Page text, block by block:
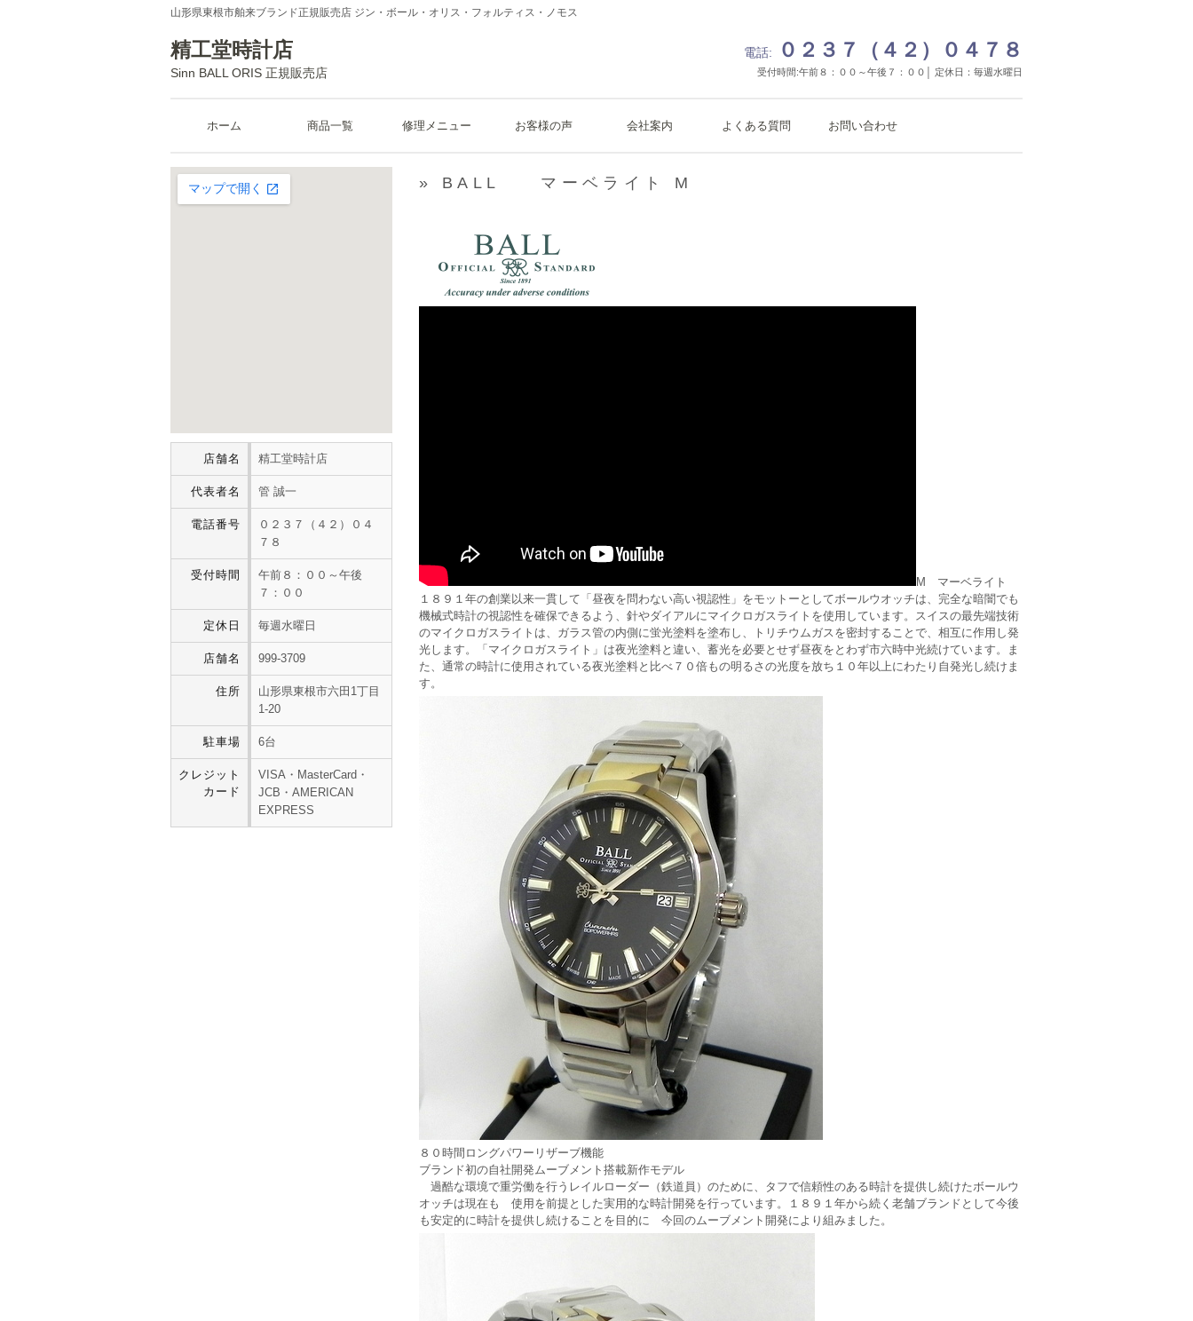
山形県東根市舶来ブランド正規販売店 ジン・ボール・オリス・フォルティス・ノモス
精工堂時計店
Sinn BALL ORIS 正規販売店
電話: ０２３７（４２）０４７８
受付時間:午前８：００～午後７：００│ 定休日：毎週水曜日
ホーム 商品一覧 修理メニュー お客様の声 会社案内 よくある質問 お問い合わせ
» BALL マーベライト M
M マーベライト
１８９１年の創業以来一貫して「昼夜を問わない高い視認性」をモットーとしてボールウオッチは、完全な暗闇でも
機械式時計の視認性を確保できるよう、針やダイアルにマイクロガスライトを使用しています。スイスの最先端技術
のマイクロガスライトは、ガラス管の内側に蛍光塗料を塗布し、トリチウムガスを密封することで、相互に作用し発
光します。「マイクロガスライト」は夜光塗料と違い、蓄光を必要とせず昼夜をとわず市六時中光続けています。ま
た、通常の時計に使用されている夜光塗料と比べ７０倍もの明るさの光度を放ち１０年以上にわたり自発光し続けま
す。
８０時間ロングパワーリザーブ機能
ブランド初の自社開発ムーブメント搭載新作モデル
過酷な環境で重労働を行うレイルローダー（鉄道員）のために、タフで信頼性のある時計を提供し続けたボールウ
オッチは現在も 使用を前提とした実用的な時計開発を行っています。１８９１年から続く老舗ブランドとして今後
も安定的に時計を提供し続けることを目的に 今回のムーブメント開発により組みました。
店舗名 精工堂時計店
代表者名 管 誠一
電話番号
０２３７（４２）０４
７８
受付時間
午前８：００～午後
７：００
定休日 毎週水曜日
店舗名 999-3709
住所
山形県東根市六田1丁目
1-20
駐車場 6台
クレジット
カード
VISA・MasterCard・
JCB・AMERICAN
EXPRESS